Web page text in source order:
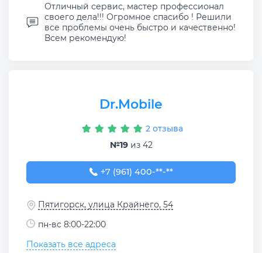
Отличный сервис, мастер профессионал
своего дела!!! Огромное спасибо ! Решили
все проблемы очень быстро и качественно!
Всем рекомендую!
Dr.Mobile
2 отзыва
№19из 42
+7 (961) 400-00-08
+7 (961) 400-**-**
Пятигорск, улица Крайнего, 54
пн-вс 8:00-22:00
Показать все адреса